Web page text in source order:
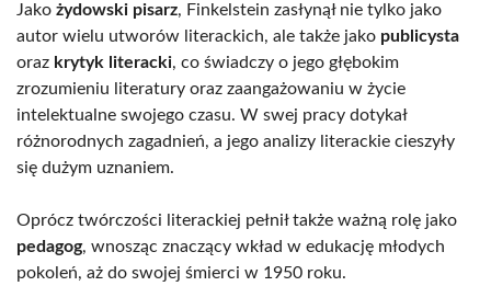
Jako żydowski pisarz, Finkelstein zasłynął nie tylko jako
autor wielu utworów literackich, ale także jako publicysta
oraz krytyk literacki, co świadczy o jego głębokim
zrozumieniu literatury oraz zaangażowaniu w życie
intelektualne swojego czasu. W swej pracy dotykał
różnorodnych zagadnień, a jego analizy literackie cieszyły
się dużym uznaniem.
Oprócz twórczości literackiej pełnił także ważną rolę jako
pedagog, wnosząc znaczący wkład w edukację młodych
pokoleń, aż do swojej śmierci w 1950 roku.